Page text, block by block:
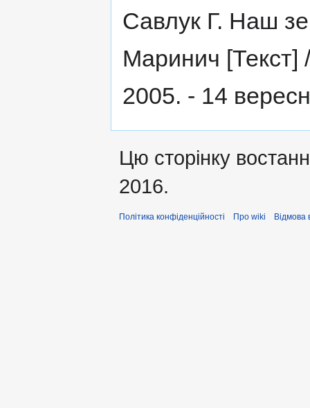
Савлук Г. Наш
Маринич [Текст]
2005. - 14
Цю сторінку
2016.
Політика конфіденційності Про wiki Відмова